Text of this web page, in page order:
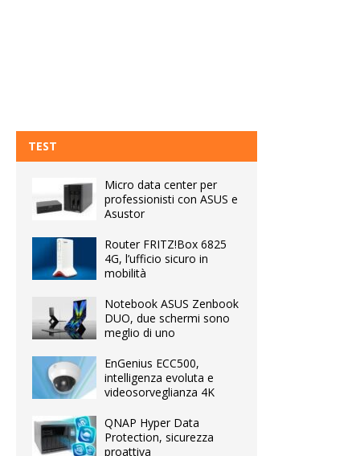
TEST
Micro data center per
professionisti con ASUS e
Asustor
Router FRITZ!Box 6825
4G, l’ufficio sicuro in
mobilità
Notebook ASUS Zenbook
DUO, due schermi sono
meglio di uno
EnGenius ECC500,
intelligenza evoluta e
videosorveglianza 4K
QNAP Hyper Data
Protection, sicurezza
proattiva